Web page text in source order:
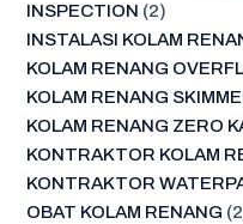
INSPECTION (2)
INSTALASI KOLAM
KOLAM RENANG
KOLAM RENANG
KOLAM RENANG ZERO
KONTRAKTOR KOLAM
KONTRAKTOR
OBAT KOLAM RENANG